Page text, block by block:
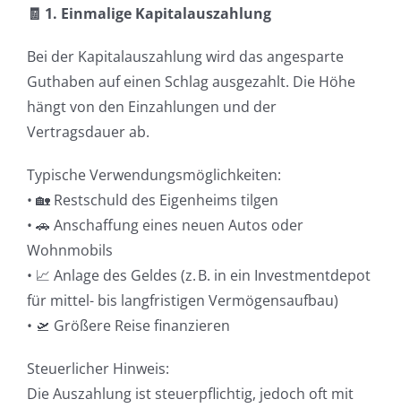
🧾 1. Einmalige Kapitalauszahlung
Bei der Kapitalauszahlung wird das angesparte
Guthaben auf einen Schlag ausgezahlt. Die Höhe
hängt von den Einzahlungen und der
Vertragsdauer ab.
Typische Verwendungsmöglichkeiten:
• 🏡 Restschuld des Eigenheims tilgen
• 🚗 Anschaffung eines neuen Autos oder
Wohnmobils
• 📈 Anlage des Geldes (z. B. in ein Investmentdepot
für mittel- bis langfristigen Vermögensaufbau)
• 🛫 Größere Reise finanzieren
Steuerlicher Hinweis:
Die Auszahlung ist steuerpflichtig, jedoch oft mit